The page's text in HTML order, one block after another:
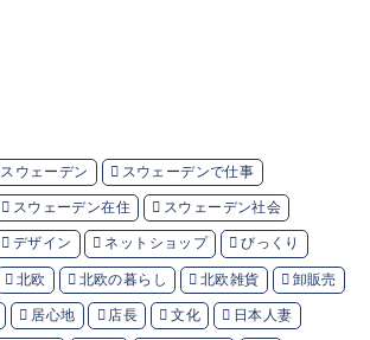
スウェーデン スウェーデンで仕事
スウェーデン在住 スウェーデン社会
デザイン ネットショップ びっくり
北欧 北欧の暮らし 北欧雑貨 卸販売
居心地 店長 文化 日本人妻